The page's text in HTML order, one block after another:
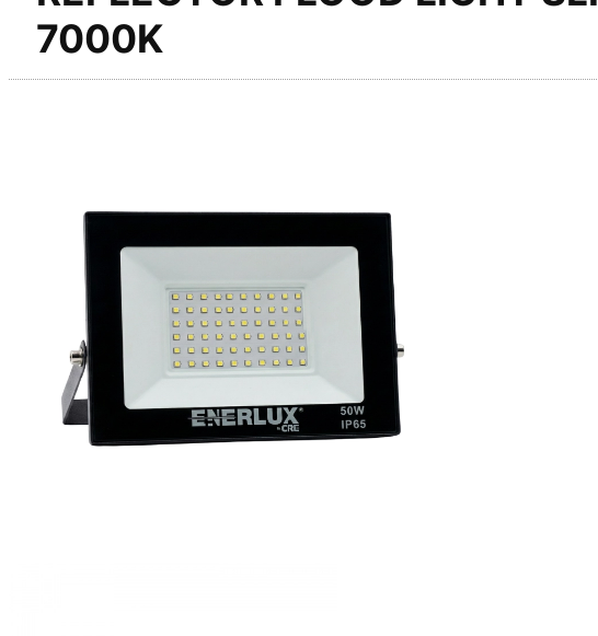
7000K